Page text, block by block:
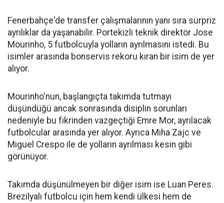
Fenerbahçe'de transfer çalışmalarının yanı sıra sürpriz
ayrılıklar da yaşanabilir. Portekizli teknik direktör Jose
Mourinho, 5 futbolcuyla yolların ayrılmasını istedi. Bu
isimler arasında bonservis rekoru kıran bir isim de yer
alıyor.
Mourinho'nun, başlangıçta takımda tutmayı
düşündüğü ancak sonrasında disiplin sorunları
nedeniyle bu fikrinden vazgeçtiği Emre Mor, ayrılacak
futbolcular arasında yer alıyor. Ayrıca Miha Zajc ve
Miguel Crespo ile de yolların ayrılması kesin gibi
görünüyor.
Takımda düşünülmeyen bir diğer isim ise Luan Peres.
Brezilyalı futbolcu için hem kendi ülkesi hem de